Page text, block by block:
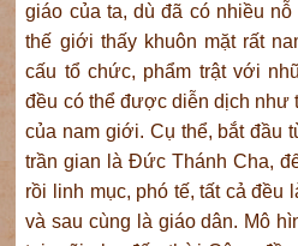
giáo của ta, dù đã có nhiều
thế giới thấy khuôn mặt rất
cấu tổ chức, phẩm trật với
đều có thể được diễn dịch như
của nam giới. Cụ thể, bắt đầu
trần gian là Đức Thánh Cha,
rồi linh mục, phó tế, tất cả đều
và sau cùng là giáo dân. Mô